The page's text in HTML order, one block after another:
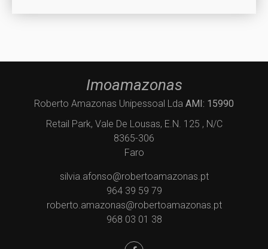
Imoamazonas
Roberto Amazonas Unipessoal Lda AMI: 15990
Retail Park, Vale De Lousas, E.N. 125 , N/C
8365-306
Faro
silvia.afonso@robertoamazonas.pt
964 39 59 79
roberto.amazonas@robertoamazonas.pt
968 03 01 38